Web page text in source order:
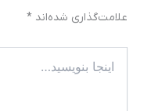
علامت‌گذاری شده‌اند *
بنویسید…